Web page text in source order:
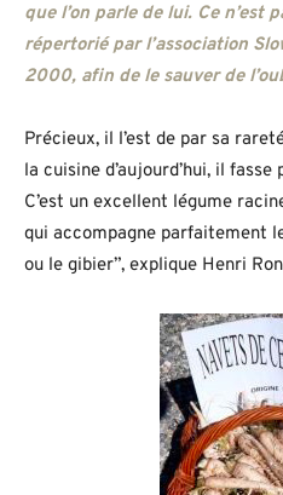
que l’on parle de lui. Ce n’est
répertorié par l’association
2000, afin de le sauver de
Précieux, il l’est de par sa
la cuisine d’aujourd’hui, il
C’est un excellent légume
qui accompagne parfaitement
ou le gibier”, explique Henri